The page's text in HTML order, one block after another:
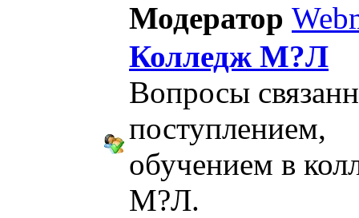
Модератор
Колледж М?Л
Вопросы
поступлением,
обучением в
М?Л.